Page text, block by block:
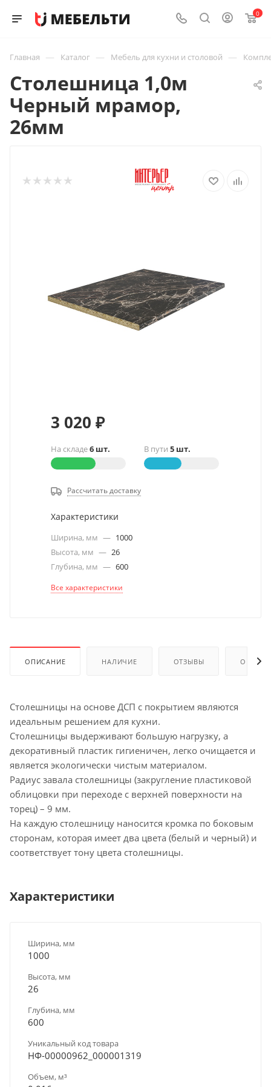
0
Главная — Каталог — Мебель для кухни и столовой —
Столешница 1,0м
Черный мрамор,
26мм
3 020 ₽
На складе6 шт. В пути 5 шт.
Рассчитать доставку
Характеристики
Ширина, мм — 1000
Высота, мм — 26
Глубина, мм — 600
Все характеристики
ОПИСАНИЕ НАЛИЧИЕ ОТЗЫВЫ ОПЛАТА
Столешницы на основе ДСП с покрытием являются
идеальным решением для кухни.
Столешницы выдерживают большую нагрузку, а
декоративный пластик гигиеничен, легко очищается и
является экологически чистым материалом.
Радиус завала столешницы (закругление пластиковой
облицовки при переходе с верхней поверхности на
торец) – 9 мм.
На каждую столешницу наносится кромка по боковым
сторонам, которая имеет два цвета (белый и черный) и
соответствует тону цвета столешницы.
Характеристики
Ширина, мм
1000
Высота, мм
26
Глубина, мм
600
Уникальный код товара
НФ-00000962_000001319
Объем, м³